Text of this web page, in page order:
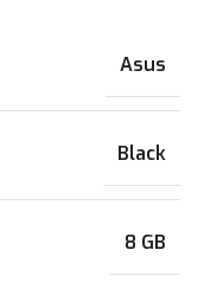
Asus
Black
8 GB